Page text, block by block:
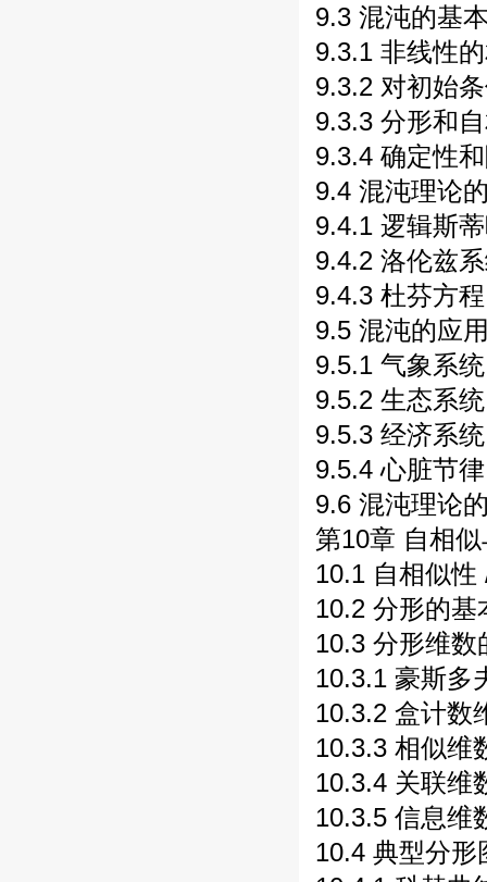
9.3 混沌的基
9.3.1 非线性
9.3.2 对初始
9.3.3 分形和
9.3.4 确定性
9.4 混沌理论
9.4.1 逻辑斯
9.4.2 洛伦兹
9.4.3 杜芬方
9.5 混沌的应
9.5.1 气象系
9.5.2 生态系
9.5.3 经济系
9.5.4 心脏节
9.6 混沌理论
第10章 自相
10.1 自相似性
10.2 分形的基
10.3 分形维数
10.3.1 豪斯多
10.3.2 盒计数
10.3.3 相似维
10.3.4 关联维
10.3.5 信息维
10.4 典型分形